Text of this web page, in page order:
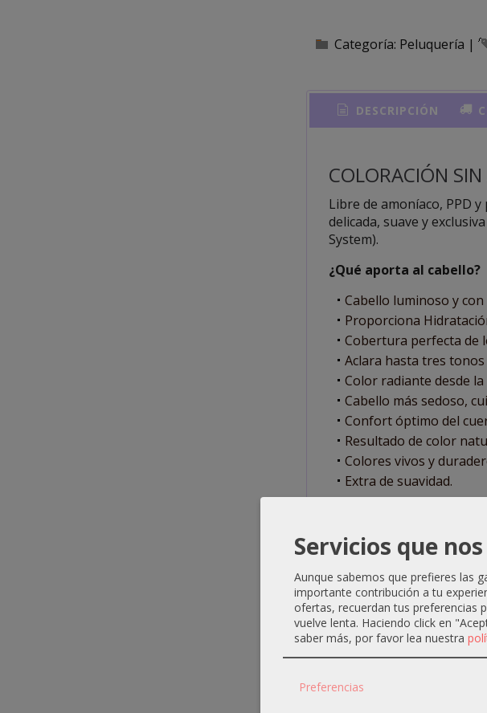
Categoría: Peluquería |
DESCRIPCIÓN
COLORACIÓN
Libre de amoníaco, PPD
delicada, suave y
System).
¿Qué aporta al cabello?
Cabello luminoso y
Proporciona
Cobertura perfecta de
Aclara hasta tres
Color radiante desde
Cabello más sedoso,
Confort óptimo del
Resultado de color
Colores vivos y
Extra de suavidad.
: Mezcla
Servicios que
Aunque sabemos que prefieres las
importante contribución a tu
ofertas, recuerdan tus preferencias
vuelve lenta. Haciendo click en
saber más, por favor lea nuestra
Preferencias